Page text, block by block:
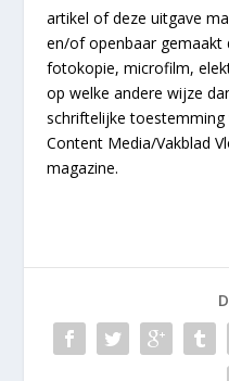
artikel of deze uitgave
en/of openbaar gemaakt
fotokopie, microfilm,
op welke andere wijze
schriftelijke toestemming
Content Media/Vakblad
magazine.